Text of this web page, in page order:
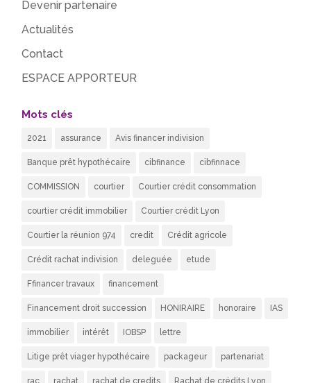
Devenir partenaire
Actualités
Contact
ESPACE APPORTEUR
Mots clés
2021 assurance Avis financer indivision
Banque prêt hypothécaire cibfinance cibfinnace
COMMISSION courtier Courtier crédit consommation
courtier crédit immobilier Courtier crédit Lyon
Courtier la réunion 974 credit Crédit agricole
Crédit rachat indivision deleguée etude
Ffinancer travaux financement
Financement droit succession HONIRAIRE honoraire IAS
immobilier intérêt IOBSP lettre
Litige prêt viager hypothécaire packageur partenariat